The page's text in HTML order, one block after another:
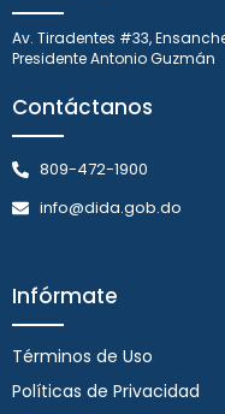
Av. Tiradentes #33,
Presidente Antonio Guzmán
Contáctanos
809-472-1900
info@dida.gob.do
Infórmate
Términos de Uso
Políticas de Privacidad